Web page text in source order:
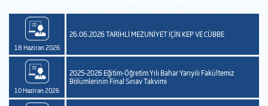
Haziran 2026
26.06.2026 TARİHLİ MEZUNİYET İÇİN KEP VE CÜBBE
Haziran 2026
2025-2026 Eğitim-Öğretim Yılı Bahar Yarıyılı Fakültemiz
Bölümlerinin Final Sınav Takvimi